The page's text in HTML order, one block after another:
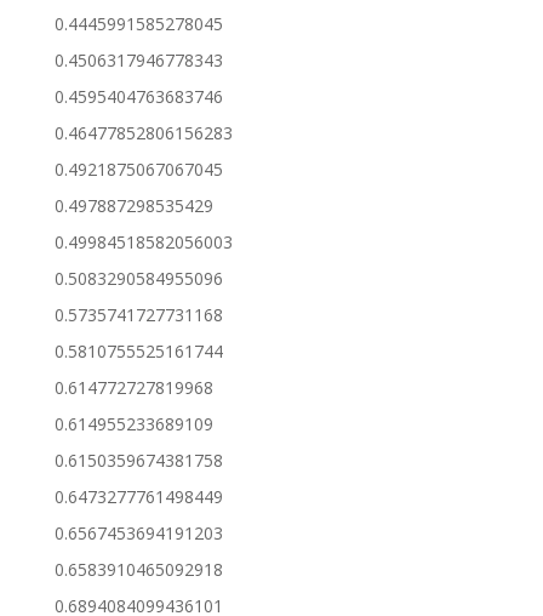
0.4445991585278045
0.4506317946778343
0.4595404763683746
0.46477852806156283
0.4921875067067045
0.497887298535429
0.49984518582056003
0.5083290584955096
0.5735741727731168
0.5810755525161744
0.614772727819968
0.614955233689109
0.6150359674381758
0.6473277761498449
0.6567453694191203
0.6583910465092918
0.6894084099436101